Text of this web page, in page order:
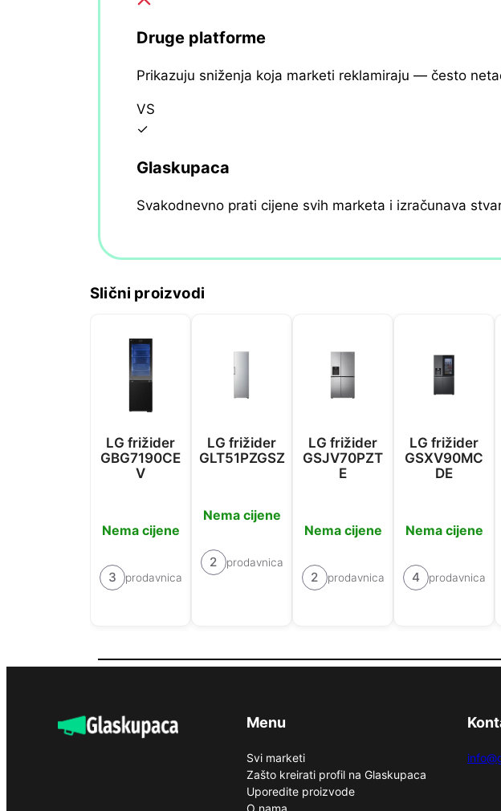
Druge platforme
Prikazuju sniženja koja marketi reklamiraju — često
VS
✓
Glaskupaca
Svakodnevno prati cijene svih marketa i izračunava
Slični proizvodi
LG frižider
GBG7190CE
V
Nema cijene
3 prodavnica
LG frižider
GLT51PZGSZ
Nema cijene
2 prodavnica
LG frižider
GSJV70PZT
E
Nema cijene
2 prodavnica
LG frižider
GSXV90MC
DE
Nema cijene
4 prodavnica
Menu
Svi marketi
Zašto kreirati profil na Glaskupaca
Uporedite proizvode